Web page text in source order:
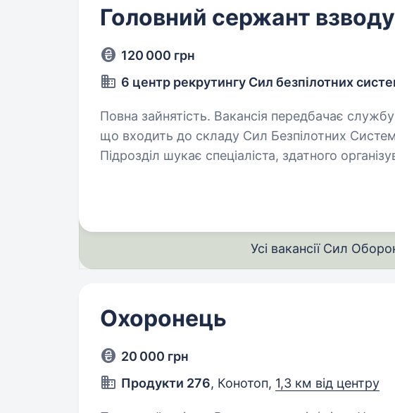
Головний сержант взводу
120 000 грн
6 центр рекрутингу Сил безпілотних
Повна зайнятість. Вакансія передбачає службу у батальйоні «Flying Skull»,
що входить до складу Сил Безпілотних
Підрозділ шукає спеціаліста, здатного
Усі вакансії Сил
Охоронець
20 000 грн
Продукти 276, Конотоп, 1,3 км від центру